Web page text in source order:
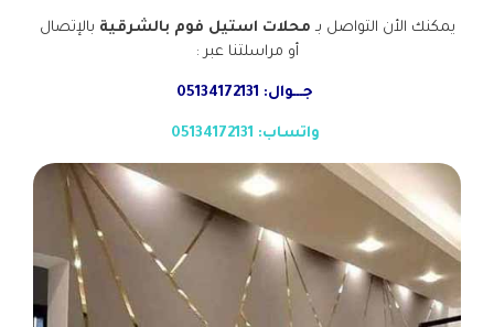
يمكنك الأن التواصل بـ محلات استيل فوم بالشرقية بالإتصال
أو مراسلتنا عبر :
جـــوال: 05134172131
واتساب: 05134172131